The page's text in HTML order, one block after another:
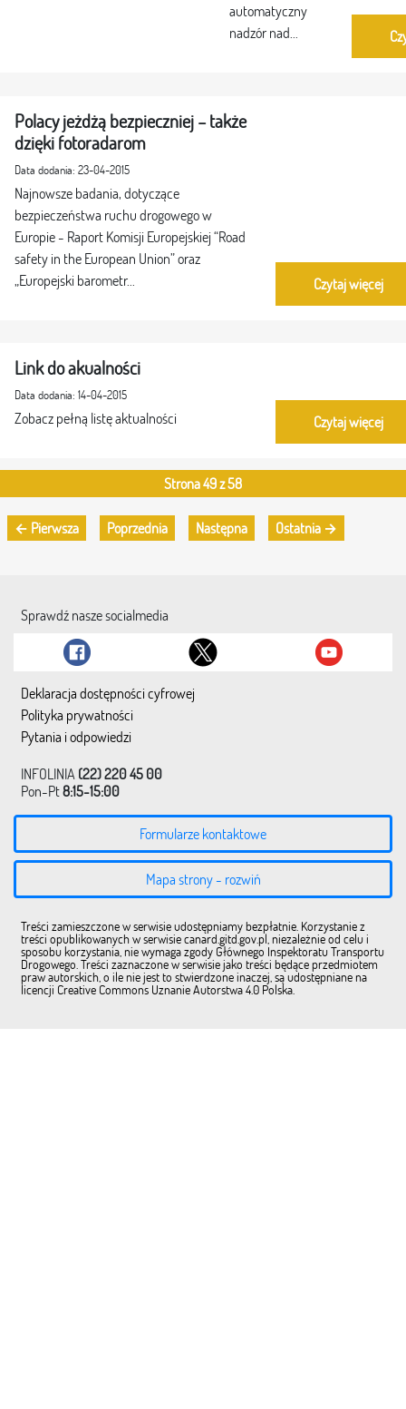
automatyczny
nadzór nad...
Polacy jeżdżą bezpieczniej – także
dzięki fotoradarom
Data dodania: 23-04-2015
Najnowsze badania, dotyczące
bezpieczeństwa ruchu drogowego w
Europie - Raport Komisji Europejskiej “Road
safety in the European Union” oraz
„Europejski barometr...
Czytaj więcej
Link do akualności
Data dodania: 14-04-2015
Zobacz pełną listę aktualności Czytaj więcej
Strona 49 z 58
← Pierwsza Poprzednia Następna Ostatnia →
Sprawdź nasze socialmedia
Deklaracja dostępności cyfrowej
Polityka prywatności
Pytania i odpowiedzi
INFOLINIA (22) 220 45 00
Pon-Pt8:15-15:00
Formularze kontaktowe
Mapa strony - rozwiń
Treści zamieszczone w serwisie udostępniamy bezpłatnie. Korzystanie z
treści opublikowanych w serwisie canard.gitd.gov.pl, niezależnie od celu i
sposobu korzystania, nie wymaga zgody Głównego Inspektoratu Transportu
Drogowego. Treści zaznaczone w serwisie jako treści będące przedmiotem
praw autorskich, o ile nie jest to stwierdzone inaczej, są udostępniane na
licencji Creative Commons Uznanie Autorstwa 4.0 Polska.